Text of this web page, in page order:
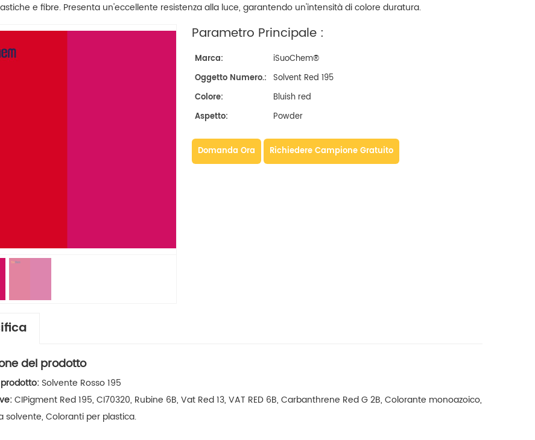
e fibre. Presenta un'eccellente resistenza alla luce, garantendo un'intensità di colore duratura.
Parametro Principale :
Marca:
iSuoChem®
Oggetto Numero.: Solvent Red 195
Colore:
Bluish red
Aspetto:
Powder
Domanda Ora Richiedere Campione Gratuito
del prodotto
Solvente Rosso 195
CIPigment Red 195, CI70320, Rubine 6B, Vat Red 13, VAT RED 6B, Carbanthrene Red G 2B, Colorante monoazoico,
solvente, Coloranti per plastica.